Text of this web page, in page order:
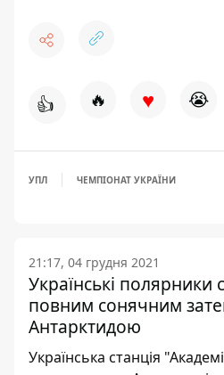
👍 🔥 ♥ 😭
УПЛ ЧЕМПІОНАТ УКРАЇНИ
21:17, 04 грудня 2021
Українські полярники
повним сонячним
Антарктидою
Українська станція